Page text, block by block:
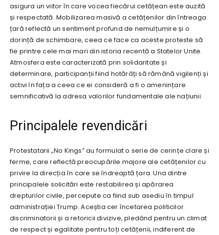
asigura un viitor în care vocea fiecărui cetățean este auzită
și respectată. Mobilizarea masivă a cetățenilor din întreaga
țară reflectă un sentiment profund de nemulțumire și o
dorință de schimbare, ceea ce face ca aceste proteste să
fie printre cele mai mari din istoria recentă a Statelor Unite.
Atmosfera este caracterizată prin solidaritate și
determinare, participanții fiind hotărâți să rămână vigilenți și
activi în fața a ceea ce ei consideră a fi o amenințare
semnificativă la adresa valorilor fundamentale ale națiunii.
Principalele revendicări
Protestatarii „No Kings” au formulat o serie de cerințe clare și
ferme, care reflectă preocupările majore ale cetățenilor cu
privire la direcția în care se îndreaptă țara. Una dintre
principalele solicitări este restabilirea și apărarea
drepturilor civile, percepute ca fiind sub asediu în timpul
administrației Trump. Aceștia cer încetarea politicilor
discriminatorii și a retoricii divizive, pledând pentru un climat
de respect și egalitate pentru toți cetățenii, indiferent de